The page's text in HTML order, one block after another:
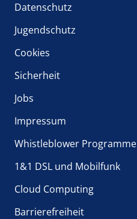
Datenschutz
Jugendschutz
Cookies
Sicherheit
Jobs
Impressum
Whistleblower Programme
1&1 DSL und Mobilfunk
Cloud Computing
Barrierefreiheit